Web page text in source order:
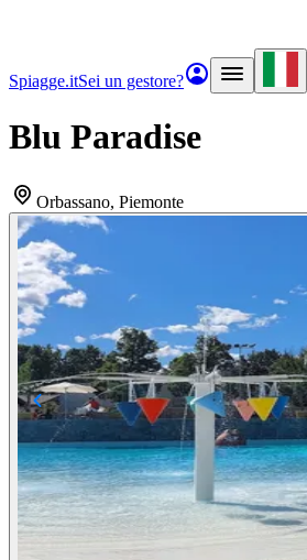
Spiagge.itSei un gestore?
Blu Paradise
Orbassano, Piemonte